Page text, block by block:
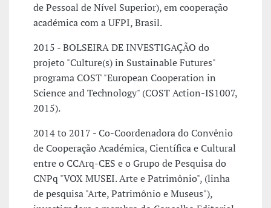
de Pessoal de Nível Superior), em cooperação
académica com a UFPI, Brasil.
2015 - BOLSEIRA DE INVESTIGAÇÃO do
projeto "Culture(s) in Sustainable Futures"
programa COST "European Cooperation in
Science and Technology" (COST Action-IS1007,
2015).
2014 to 2017 - Co-Coordenadora do Convênio
de Cooperação Académica, Científica e Cultural
entre o CCArq-CES e o Grupo de Pesquisa do
CNPq "VOX MUSEI. Arte e Patrimônio", (linha
de pesquisa "Arte, Patrimônio e Museus"),